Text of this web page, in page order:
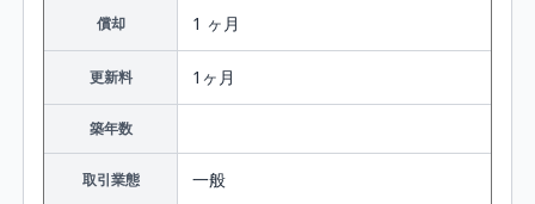
償却 1 ヶ月
更新料 1ヶ月
築年数
取引業態 一般